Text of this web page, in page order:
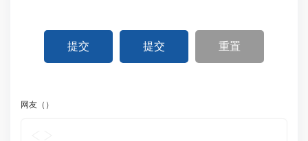
提交 提交 重置
网友（ ）